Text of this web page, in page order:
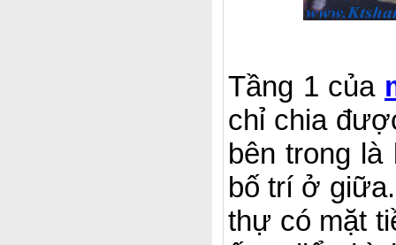
Tầng 1 của
chỉ chia
bên trong
bố trí ở
thự có mặt